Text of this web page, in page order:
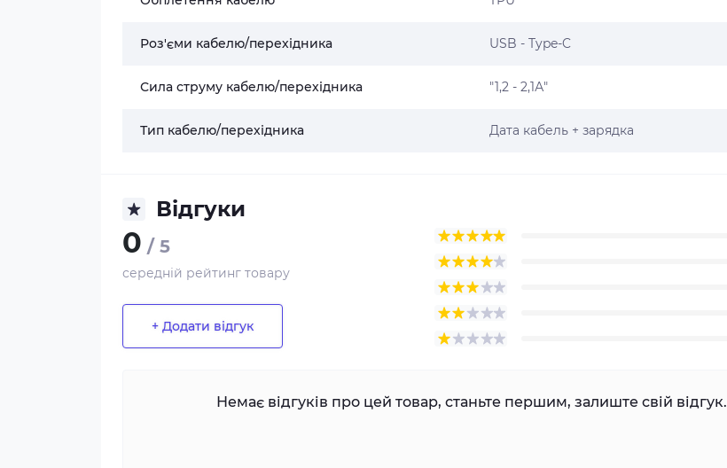
Роз'єми кабелю/перехідника USB - Type-C
Сила струму кабелю/перехідника "1,2 - 2,1А"
Тип кабелю/перехідника Дата кабель + зарядка
Відгуки
0 / 5
середній рейтинг товару
+ Додати відгук
Немає відгуків про цей товар, станьте першим, залиште свій відгук.